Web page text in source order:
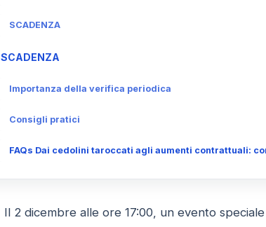
SCADENZA
SCADENZA
Importanza della verifica periodica
Consigli pratici
FAQs Dai cedolini taroccati agli aumenti contrattuali:
Il 2 dicembre alle ore 17:00, un evento